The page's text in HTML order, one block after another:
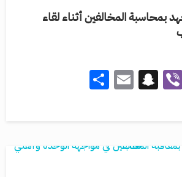
بمحاسبة المخالفين أثناء لقاء
WhatsApp
Viber
Snapchat
Email